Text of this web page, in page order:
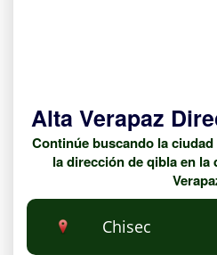
Alta Verapaz
Continúe buscando la
la dirección de qibla en la
Chisec